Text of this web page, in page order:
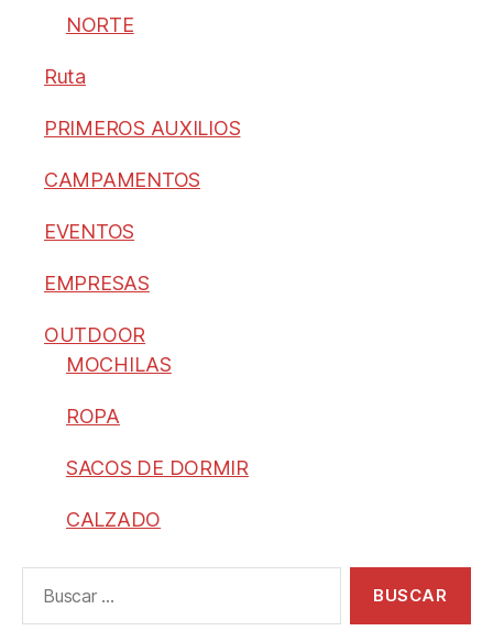
NORTE
Ruta
PRIMEROS AUXILIOS
CAMPAMENTOS
EVENTOS
EMPRESAS
OUTDOOR
MOCHILAS
ROPA
SACOS DE DORMIR
CALZADO